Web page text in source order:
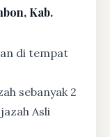
Kab.
di tempat
sebanyak 2
Asli